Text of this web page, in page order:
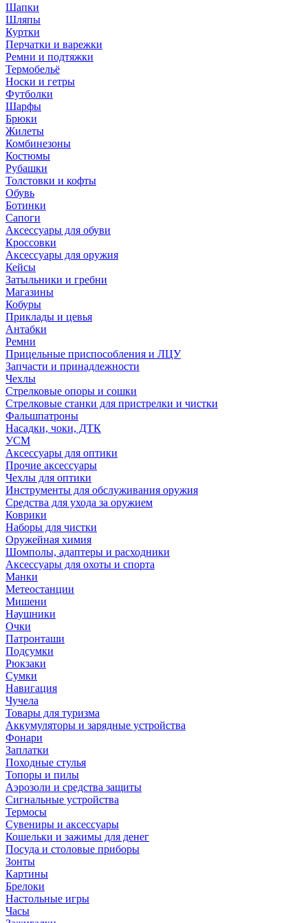
Шапки
Шляпы
Куртки
Перчатки и варежки
Ремни и подтяжки
Термобельё
Носки и гетры
Футболки
Шарфы
Брюки
Жилеты
Комбинезоны
Костюмы
Рубашки
Толстовки и кофты
Обувь
Ботинки
Сапоги
Аксессуары для обуви
Кроссовки
Аксессуары для оружия
Кейсы
Затыльники и гребни
Магазины
Кобуры
Приклады и цевья
Антабки
Ремни
Прицельные приспособления и ЛЦУ
Запчасти и принадлежности
Чехлы
Стрелковые опоры и сошки
Стрелковые станки для пристрелки и чистки
Фальшпатроны
Насадки, чоки, ДТК
УСМ
Аксессуары для оптики
Прочие аксессуары
Чехлы для оптики
Инструменты для обслуживания оружия
Средства для ухода за оружием
Коврики
Наборы для чистки
Оружейная химия
Шомполы, адаптеры и расходники
Аксессуары для охоты и спорта
Манки
Метеостанции
Мишени
Наушники
Очки
Патронташи
Подсумки
Рюкзаки
Сумки
Навигация
Чучела
Товары для туризма
Аккумуляторы и зарядные устройства
Фонари
Заплатки
Походные стулья
Топоры и пилы
Аэрозоли и средства защиты
Сигнальные устройства
Термосы
Сувениры и аксессуары
Кошельки и зажимы для денег
Посуда и столовые приборы
Зонты
Картины
Брелоки
Настольные игры
Часы